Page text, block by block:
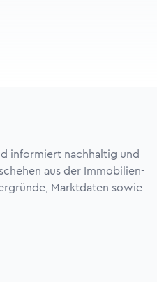
informiert nachhaltig und
aus der Immobilien-
Marktdaten sowie